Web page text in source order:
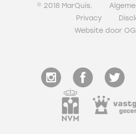
© 2018 MarQuis.
Privacy
Website door